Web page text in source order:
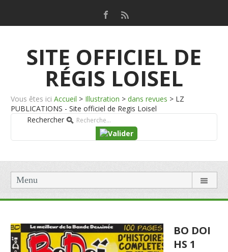
SITE OFFICIEL DE
RÉGIS LOISEL
Vous êtes ici Accueil > Illustration > dans revues > LZ
PUBLICATIONS - Site officiel de Regis Loisel
Rechercher
Menu
BO DOI
HS 1